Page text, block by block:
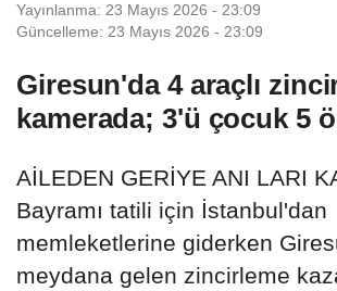
Yayınlanma: 23 Mayıs 2026 - 23:09
Güncelleme: 23 Mayıs 2026 - 23:09
Giresun'da 4 araçlı
kamerada; 3'ü çocuk 5
AİLEDEN GERİYE ANI LARI
Bayramı tatili için İstanbul'dan
memleketlerine giderken
meydana gelen zincirleme